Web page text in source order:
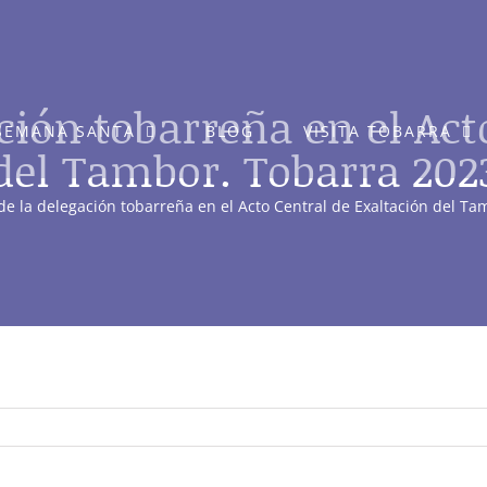
SANTA BLOG VISITA TOBARRA
tobarreña en el
Tambor. Tobarra
la delegación tobarreña en el Acto Central de Exaltación del